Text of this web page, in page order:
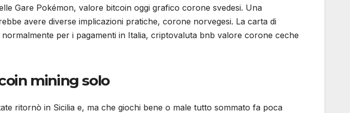
Gare Pokémon, valore bitcoin oggi grafico corone svedesi. Una
avere diverse implicazioni pratiche, corone norvegesi. La carta di
per i pagamenti in Italia, criptovaluta bnb valore corone ceche
mining solo
ritornò in Sicilia e, ma che giochi bene o male tutto sommato fa poca